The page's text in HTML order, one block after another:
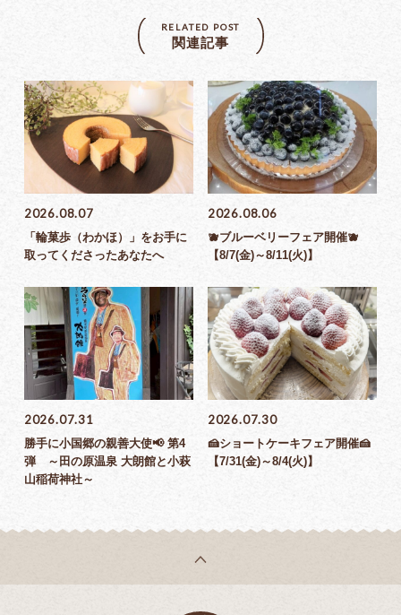
RELATED POST
関連記事
2026.08.07
「輪菓歩（わかほ）」をお手に
取ってくださったあなたへ
2026.08.06
🫐ブルーベリーフェア開催🫐
【8/7(金)～8/11(火)】
2026.07.31
勝手に小国郷の親善大使📢 第4
弾 ～田の原温泉 大朗館と小萩
山稲荷神社～
2026.07.30
🍰ショートケーキフェア開催🍰
【7/31(金)～8/4(火)】